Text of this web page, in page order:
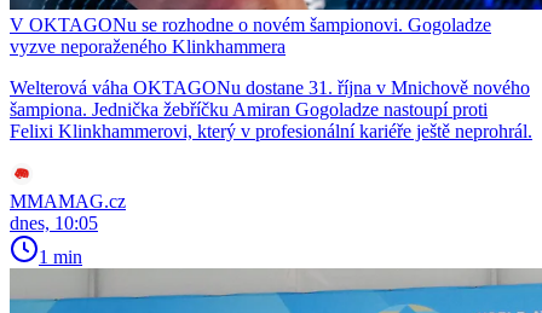
V OKTAGONu se rozhodne o novém šampionovi. Gogoladze
vyzve neporaženého Klinkhammera
Welterová váha OKTAGONu dostane 31. října v Mnichově nového
šampiona. Jednička žebříčku Amiran Gogoladze nastoupí proti
Felixi Klinkhammerovi, který v profesionální kariéře ještě neprohrál.
MMAMAG.cz
dnes, 10:05
1 min